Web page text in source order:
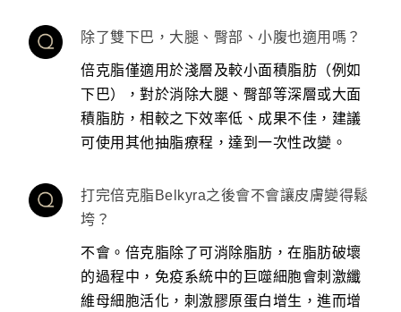
除了雙下巴，大腿、臀部、小腹也適用嗎？
倍克脂僅適用於淺層及較小面積脂肪（例如
下巴），對於消除大腿、臀部等深層或大面
積脂肪，相較之下效率低、成果不佳，建議
可使用其他抽脂療程，達到一次性改變。
打完倍克脂Belkyra之後會不會讓皮膚變得鬆
垮？
不會。倍克脂除了可消除脂肪，在脂肪破壞
的過程中，免疫系統中的巨噬細胞會刺激纖
維母細胞活化，刺激膠原蛋白增生，進而增